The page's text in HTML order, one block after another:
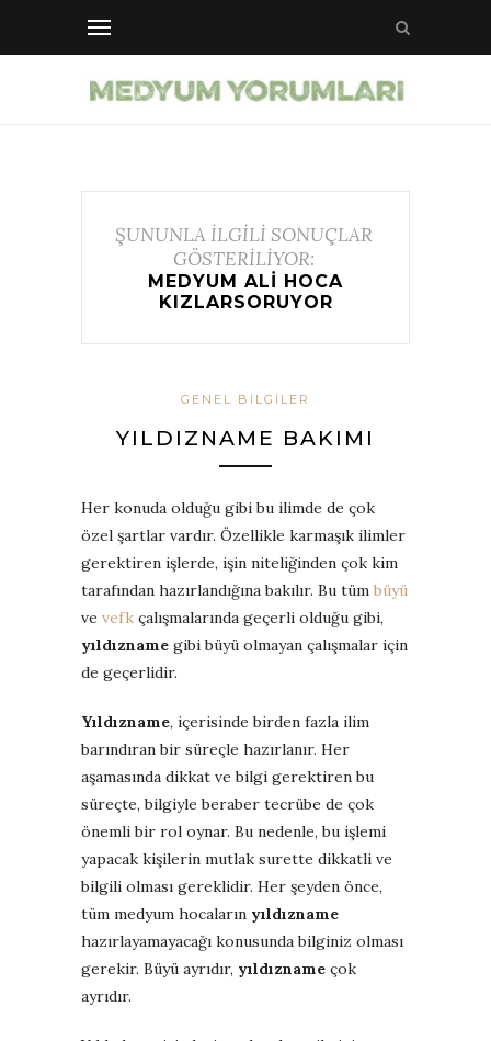
ŞUNUNLA İLGİLİ SONUÇLAR
GÖSTERİLİYOR:
MEDYUM ALI HOCA
KIZLARSORUYOR
GENEL BILGILER
YILDIZNAME BAKIMI
Her konuda olduğu gibi bu ilimde de çok
özel şartlar vardır. Özellikle karmaşık ilimler
gerektiren işlerde, işin niteliğinden çok kim
tarafından hazırlandığına bakılır. Bu tüm büyü
ve vefk çalışmalarında geçerli olduğu gibi,
yıldızname gibi büyü olmayan çalışmalar için
de geçerlidir.
Yıldızname, içerisinde birden fazla ilim
barındıran bir süreçle hazırlanır. Her
aşamasında dikkat ve bilgi gerektiren bu
süreçte, bilgiyle beraber tecrübe de çok
önemli bir rol oynar. Bu nedenle, bu işlemi
yapacak kişilerin mutlak surette dikkatli ve
bilgili olması gereklidir. Her şeyden önce,
tüm medyum hocaların yıldızname
hazırlayamayacağı konusunda bilginiz olması
gerekir. Büyü ayrıdır, yıldızname çok
ayrıdır.